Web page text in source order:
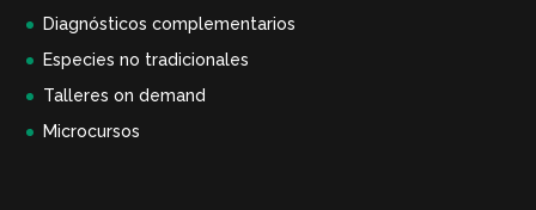
Diagnósticos complementarios
Especies no tradicionales
Talleres on demand
Microcursos